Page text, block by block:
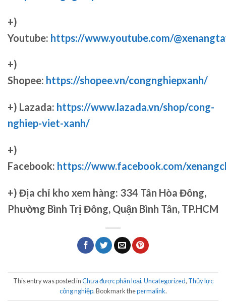
+)
Youtube: https://www.youtube.com/
+)
Shopee: https://shopee.vn/congnghiepxanh/
+) Lazada: https://www.lazada.vn/shop/cong-
nghiep-viet-xanh/
+)
Facebook: https://www.facebook.com/
+) Địa chỉ kho xem hàng: 334 Tân Hòa Đông,
Phường Bình Trị Đông, Quận Bình Tân, TP.HCM
This entry was posted inChưa được phân loại,Uncategorized, Thủy lực
công nghiệp. Bookmark thepermalink.